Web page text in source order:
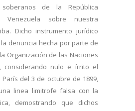
de la República
Venezuela sobre nuestra
Dicho instrumento jurídico
denuncia hecha por parte de
Organización de las Naciones
considerando nulo e írrito el
del 3 de octubre de 1899,
linea limitrofe falsa con la
demostrando que dichos